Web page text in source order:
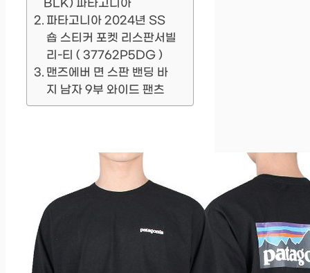
BLK) 파타고니아
파타고니아 2024년 SS
숍 스티커 포켓 리스판서빌
리-티 ( 37762P5DG )
맨즈에버 면 스판 밴딩 바
지 남자 9부 와이드 팬츠